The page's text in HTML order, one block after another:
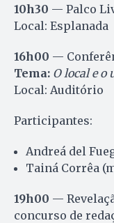
10h30 — Palco
Local: Esplanada
16h00 —
Tema: O local e
Local: Auditório
Participantes:
Andreá del
Tainá Corrêa
19h00 —
concurso de